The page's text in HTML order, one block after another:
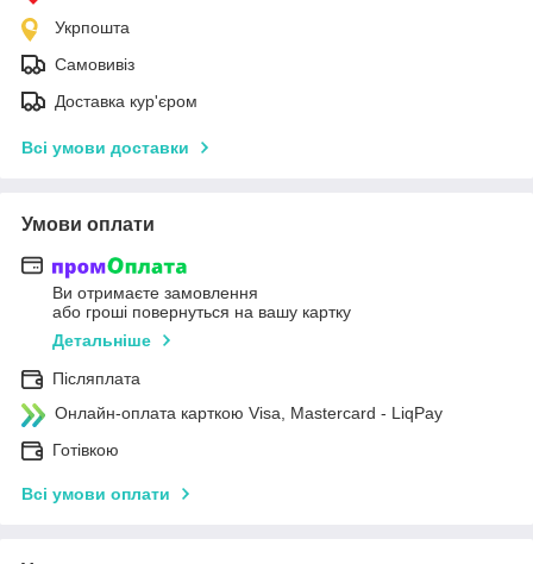
Укрпошта
Самовивіз
Доставка кур'єром
Всі умови доставки
Умови оплати
Ви отримаєте замовлення
або гроші повернуться на вашу картку
Детальніше
Післяплата
Онлайн-оплата карткою Visa, Mastercard - LiqPay
Готівкою
Всі умови оплати